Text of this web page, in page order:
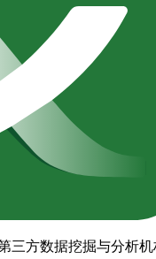
三方数据挖掘与分析机